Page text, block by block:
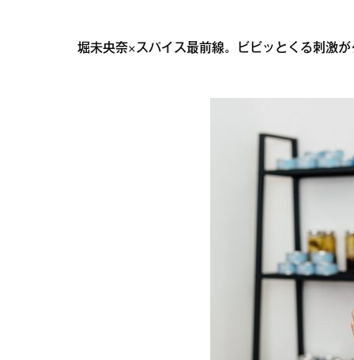
堀未央奈×スパイス最前線。ビビッとくる刺激